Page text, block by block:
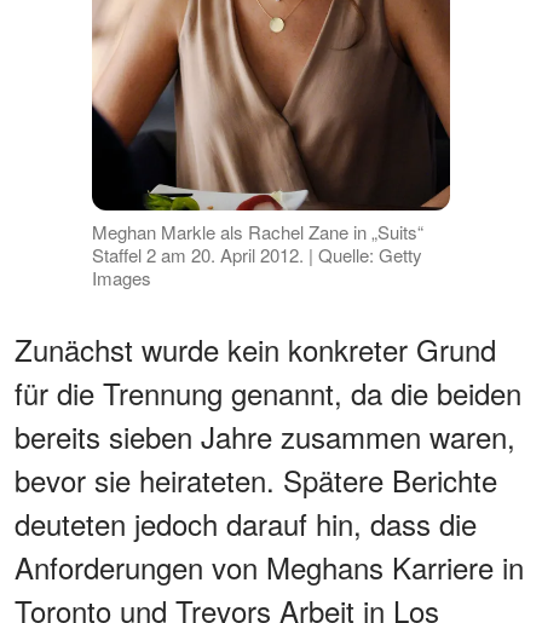
Meghan Markle als Rachel Zane in „Suits“
Staffel 2 am 20. April 2012. | Quelle: Getty
Images
Zunächst wurde kein konkreter Grund
für die Trennung genannt, da die beiden
bereits sieben Jahre zusammen waren,
bevor sie heirateten. Spätere Berichte
deuteten jedoch darauf hin, dass die
Anforderungen von Meghans Karriere in
Toronto und Trevors Arbeit in Los